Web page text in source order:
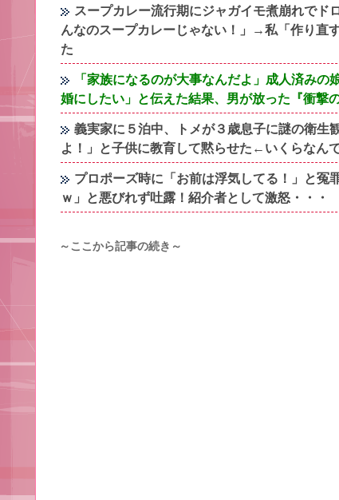
スープカレー流行期にジャガイモ煮崩れでド
んなのスープカレーじゃない！」→私「作り直
た
「家族になるのが大事なんだよ」成人済み
婚にしたい」と伝えた結果、男が放った『衝
義実家に５泊中、トメが３歳息子に謎の衛
よ！」と子供に教育して黙らせた←いくらなん
プロポーズ時に「お前は浮気してる！」と冤
ｗ」と悪びれず吐露！紹介者として激怒・・・
～ここから記事の続き～